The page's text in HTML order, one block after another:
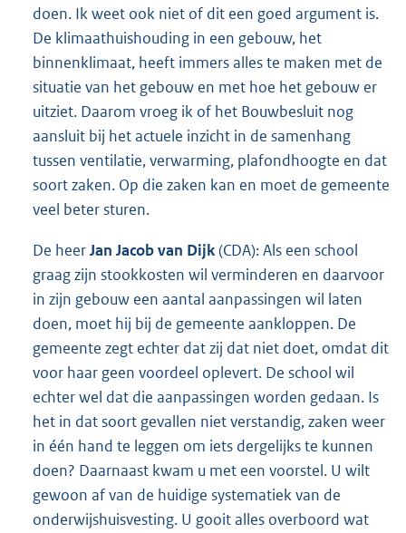
doen. Ik weet ook niet of dit een goed argument is.
De klimaathuishouding in een gebouw, het
binnenklimaat, heeft immers alles te maken met de
situatie van het gebouw en met hoe het gebouw er
uitziet. Daarom vroeg ik of het Bouwbesluit nog
aansluit bij het actuele inzicht in de samenhang
tussen ventilatie, verwarming, plafondhoogte en dat
soort zaken. Op die zaken kan en moet de gemeente
veel beter sturen.
De heerJan Jacob van Dijk(CDA): Als een school
graag zijn stookkosten wil verminderen en daarvoor
in zijn gebouw een aantal aanpassingen wil laten
doen, moet hij bij de gemeente aankloppen. De
gemeente zegt echter dat zij dat niet doet, omdat dit
voor haar geen voordeel oplevert. De school wil
echter wel dat die aanpassingen worden gedaan. Is
het in dat soort gevallen niet verstandig, zaken weer
in één hand te leggen om iets dergelijks te kunnen
doen? Daarnaast kwam u met een voorstel. U wilt
gewoon af van de huidige systematiek van de
onderwijshuisvesting. U gooit alles overboord wat